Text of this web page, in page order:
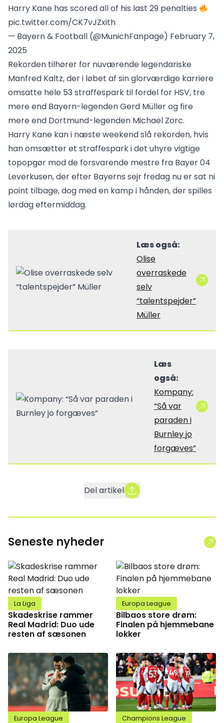
Harry Kane has scored all of his last 29 penalties
pic.twitter.com/CK7vJZxith
— Bayern & Football (@MunichFanpage) February 7,
2025
Rekorden tilhører for nuværende legendariske
Manfred Kaltz, der i løbet af sin glorværdige karriere
omsatte hele 53 straffespark til fordel for HSV, tre
mere end Bayern-legenden Gerd Müller og fire
mere end Dortmund-legenden Michael Zorc.
Harry Kane kan i næste weekend slå rekorden, hvis
han omsætter et straffespark i det uhyre vigtige
topopgør mod de forsvarende mestre fra Bayer 04
Leverkusen, der efter Bayerns sejr fredag nu er sat ni
point tilbage, dog med en kamp i hånden, der spilles
lørdag eftermiddag.
Læs også:
Olise
overraskede
selv
“talentspejder”
Müller
Læs
også:
Kompany:
“Så var
paraden i
Burnley jo
forgæves”
Del artikel
Seneste nyheder
La Liga
Skadeskrise rammer
Real Madrid: Duo ude
resten af sæsonen
Europa League
Bilbaos store drøm:
Finalen på hjemmebane
lokker
Europa League Champions League